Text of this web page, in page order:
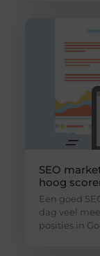
SEO
hoog
Een goed
dag veel
posities in